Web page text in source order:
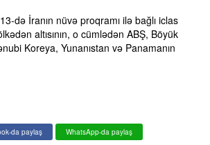
də İranın nüvə proqramı ilə bağlı iclas
altısının, o cümlədən ABŞ, Böyük
Koreya, Yunanıstan və Panamanın
da paylaş WhatsApp-da paylaş